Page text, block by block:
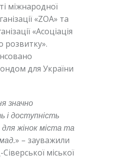
міжнародної
«ZOA» та
«Асоціація
розвитку».
для України
значно
і доступність
жінок міста та
» – зауважили
міської